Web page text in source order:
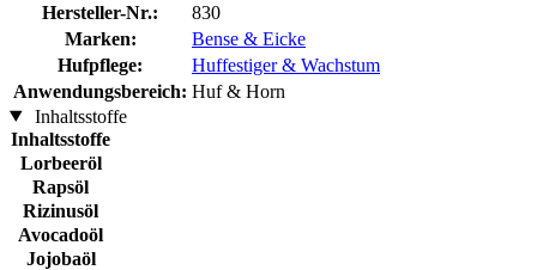
Hersteller-Nr.:
830
Marken:
Bense & Eicke
Hufpflege:
Huffestiger & Wachstum
Anwendungsbereich: Huf & Horn
Inhaltsstoffe
Inhaltsstoffe
Lorbeeröl
Rapsöl
Rizinusöl
Avocadoöl
Jojobaöl